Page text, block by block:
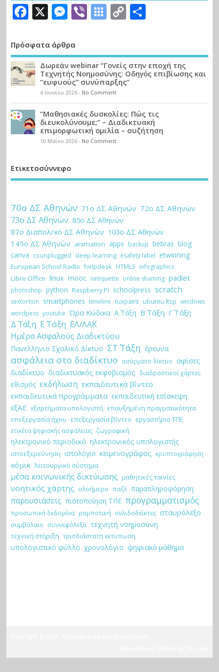
Facebook
X Messenger
ViberSymbaloo
Copy
Πρόσφατα άρθρα
Δωρεάν webinar “Γονείς στην εποχή της
Τεχνητής Νοημοσύνης: Οδηγός επιβίωσης και
“ευφυούς” συνύπαρξης”
4 Ιουνίου 2026- No Comment
“Μαθησιακές δυσκολίες: Πώς τις
διευκολύνουμε;” – Διαδικτυακή
επιμορφωτική ομιλία – συζήτηση
10 Μαΐου 2026- No Comment
Ετικετοσύννεφο
70ο ΔΣ Αθηνών 71ο ΔΣ Αθηνών 72ο ΔΣ Αθηνών
73ο ΔΣ Αθηνών 85ο ΔΣ Αθηνών
87ο Διαπολ/κό ΔΣ Αθηνών 103ο ΔΣ Αθηνών
145ο ΔΣ Αθηνών animation apps backup bebras blog
canva csunplugged deep learning esafety label etwinning
European School Radio helpdesk HTML5 infographics
Libre Office linux mooc netiquette online shaming padlet
photoshop python Raspberry Pi schoolpress scratch
sextortion smartphones timeline tuxpaint ubuntu ltsp windows
wordpess youtube Ώρα Κώδικα Α΄ Τάξη Β΄ Τάξη Γ΄ Τάξη
Δ΄ Τάξη Ε΄ Τάξη ΕΛ/ΛΑΚ
Ημέρα Ασφαλούς Διαδικτύου
Πανελλήνιο Σχολικό Δίκτυο ΣΤ΄ Τάξη έρευνα
ασφάλεια στο διαδίκτυο ασύρματο δίκτυο αφίσες
διαδίκτυο διαδικτυακός εκφοβισμός διαδραστικοί χάρτες
εθισμός εκδήλωση εκπαιδευτικά βίντεο
εκπαιδευτικά προγράμματα εκπαιδευτική επίσκεψη
εξΑΕ εξαρτήματα υπολογιστή επαυξημένη πραγματικότητα
επεξεργασία ήχου επεξεργασία βίντεο εργαστήριο ΤΠΕ
ετικέτα ψηφιακής ασφάλειας ζωγραφική
ηλεκτρονικό περιοδικό ηλεκτρονικός υπολογιστής
ιστοεξερεύνηση ιστολόγιο κειμενογράφος κρυπτογράφηση
κόμικ λειτουργικό σύστημα
μέσα κοινωνικής δικτύωσης μαθητικές ταινίες
νοητικός χάρτης ολοήμερο παζλ παραπληροφόρηση
παρουσιάσεις πιστοποίηση ΤΠΕ προγραμματισμός
προσωπικά δεδομένα ρομποτική σελιδοδείκτες σταυρόλεξο
συμβόλαιο συννεφόλεξα τεχνητή νοημοσύνη
τεχνική στήριξη τρισδιάστατη εκτύπωση
υπολογιστικό φύλλο χρονολόγιο ψηφιακό μάθημα